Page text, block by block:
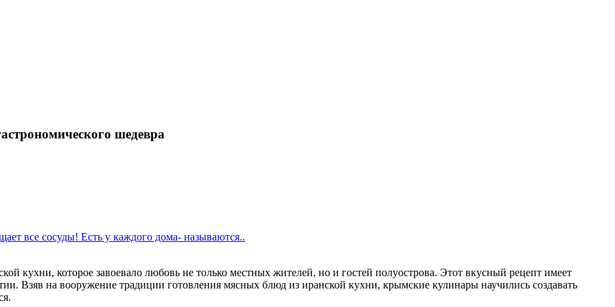
шедевра
все сосуды! Есть у каждого дома- называются..
кухни, которое завоевало любовь не только местных жителей, но и гостей полуострова. Этот вкусный рецепт имеет
Взяв на вооружение традиции готовления мясных блюд из иранской кухни, крымские кулинары научились создавать